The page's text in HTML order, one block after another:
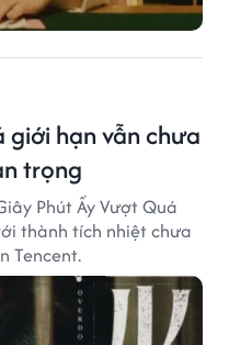
hạn vẫn chưa
trọng
Phút Ấy Vượt Quá
thành tích nhiệt chưa
Tencent.